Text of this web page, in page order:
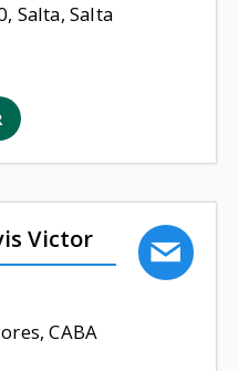
Salta, Salta
Victor
CABA